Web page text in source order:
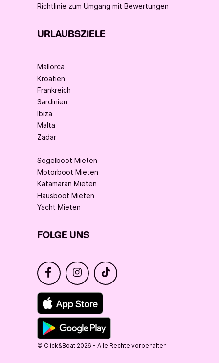
Richtlinie zum Umgang mit Bewertungen
URLAUBSZIELE
Mallorca
Kroatien
Frankreich
Sardinien
Ibiza
Malta
Zadar
Segelboot Mieten
Motorboot Mieten
Katamaran Mieten
Hausboot Mieten
Yacht Mieten
FOLGE UNS
© Click&Boat 2026 - Alle Rechte vorbehalten